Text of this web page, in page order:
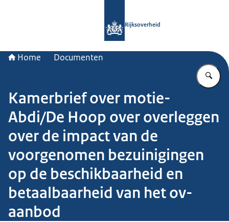
Rijksoverheid
Home Documenten
Kamerbrief over motie-
Abdi/De Hoop over overleggen
over de impact van de
voorgenomen bezuinigingen
op de beschikbaarheid en
betaalbaarheid van het ov-
aanbod